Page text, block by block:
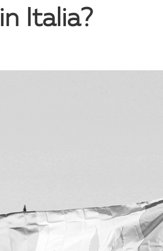
Italia?